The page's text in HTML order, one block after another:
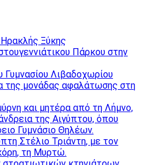
Ξύκης
Πάρκου στην
Γυμνασίου Λιβαδοχωρίου
της μονάδας αφαλάτωσης στη
και μητέρα από τη Λήμνο,
της Αιγύπτου, όπου
Γυμνάσιο Θηλέων.
Στέλιο Τριάντη, με τον
τη Μυρτώ.